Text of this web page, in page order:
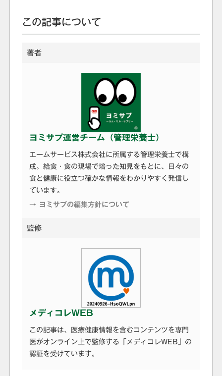
この記事について
著者
ヨミサプ運営チーム（管理栄養士）
エームサービス株式会社に所属する管理栄養士で構
成。給食・食の現場で培った知見をもとに、日々の
食と健康に役立つ確かな情報をわかりやすく発信し
ています。
→ ヨミサプの編集方針について
監修
メディコレWEB
この記事は、医療健康情報を含むコンテンツを専門
医がオンライン上で監修する「メディコレWEB」の
認証を受けています。